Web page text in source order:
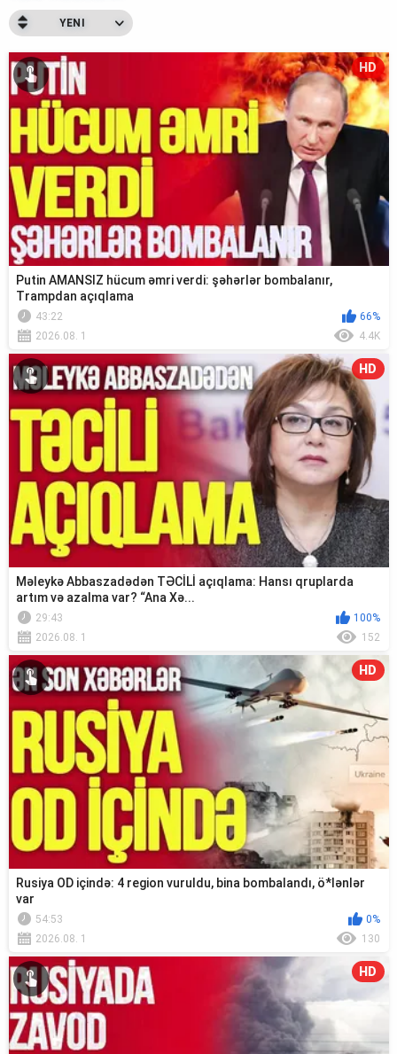
YENI
HD
Putin AMANSIZ hücum əmri verdi: şəhərlər bombalanır,
Trampdan açıqlama
43:22
66%
2026.08. 1
4.4K
HD
Məleykə Abbaszadədən TƏCİLİ açıqlama: Hansı qruplarda
artım və azalma var? “Ana Xə...
29:43
100%
2026.08. 1
152
HD
Rusiya OD içində: 4 region vuruldu, bina bombalandı, ö*lənlər
var
54:53
0%
2026.08. 1
130
HD